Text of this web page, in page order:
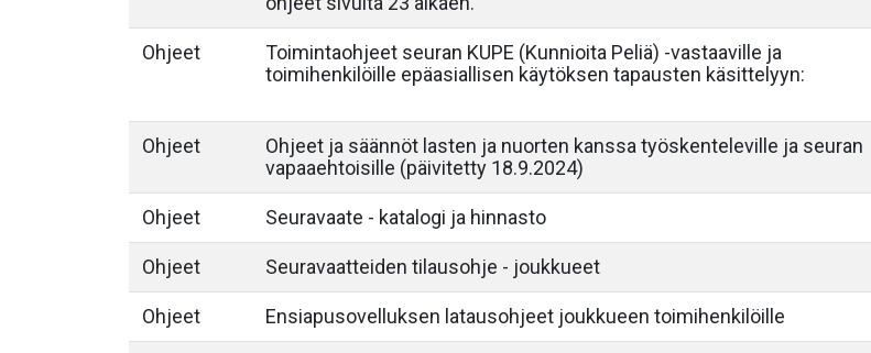
Ohjeet
Toimintaohjeet seuran KUPE (Kunnioita Peliä) -vastaaville ja
toimihenkilöille epäasiallisen käytöksen tapausten käsittelyyn:
Ohjeet
Ohjeet ja säännöt lasten ja nuorten kanssa työskenteleville ja seuran
vapaaehtoisille (päivitetty 18.9.2024)
Ohjeet Seuravaate - katalogi ja hinnasto
Ohjeet Seuravaatteiden tilausohje - joukkueet
Ohjeet Ensiapusovelluksen latausohjeet joukkueen toimihenkilöille